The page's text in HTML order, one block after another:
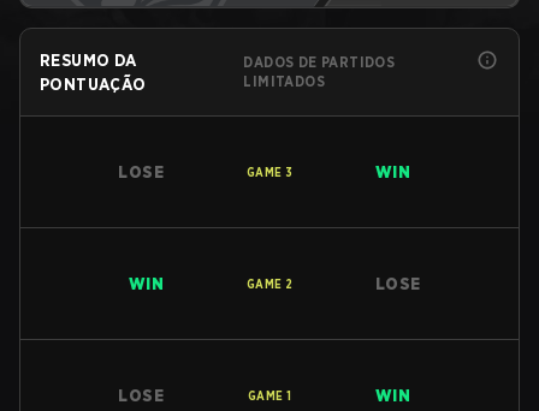
RESUMO DA
PONTUAÇÃO
DADOS DE PARTIDOS
LIMITADOS
LOSE GAME 3 WIN
WIN GAME 2 LOSE
LOSE GAME 1 WIN